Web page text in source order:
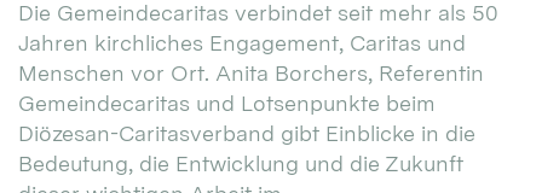
Die Gemeindecaritas verbindet seit mehr als 50
Jahren kirchliches Engagement, Caritas und
Menschen vor Ort. Anita Borchers, Referentin
Gemeindecaritas und Lotsenpunkte beim
Diözesan-Caritasverband gibt Einblicke in die
Bedeutung, die Entwicklung und die Zukunft